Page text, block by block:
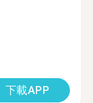
下載APP